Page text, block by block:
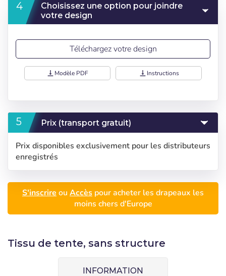
S'inscrire
Sélectionnez votre
Español
English
Deutsch
Sverige
Denmark
Choisissez une option pour joindre
votre design
Téléchargez votre design
vertical_align_bottom Modèle PDF vertical_align_bottom Instructions
Prix (transport gratuit)
Prix disponibles exclusivement pour les distributeurs
enregistrés
S'inscrire ou Accès pour acheter les drapeaux les
moins chers d'Europe
Tissu de tente, sans structure
INFORMATION
Precios por unidad
Unités
Prix unitaire
Añadiendo producto al carrito
Seleccionar número
de elementos a